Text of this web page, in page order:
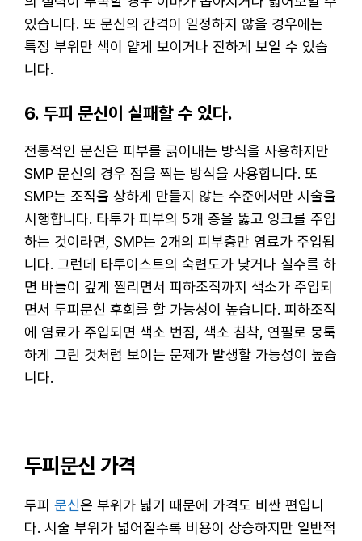
있습니다. 또 문신의 간격이 일정하지 않을 경우에는
특정 부위만 색이 얕게 보이거나 진하게 보일 수 있습
니다.
6. 두피 문신이 실패할 수 있다.
전통적인 문신은 피부를 긁어내는 방식을 사용하지만
SMP 문신의 경우 점을 찍는 방식을 사용합니다. 또
SMP는 조직을 상하게 만들지 않는 수준에서만 시술을
시행합니다. 타투가 피부의 5개 층을 뚫고 잉크를 주입
하는 것이라면, SMP는 2개의 피부층만 염료가 주입됩
니다. 그런데 타투이스트의 숙련도가 낮거나 실수를 하
면 바늘이 깊게 찔리면서 피하조직까지 색소가 주입되
면서 두피문신 후회를 할 가능성이 높습니다. 피하조직
에 염료가 주입되면 색소 번짐, 색소 침착, 연필로 뭉툭
하게 그린 것처럼 보이는 문제가 발생할 가능성이 높습
니다.
두피문신 가격
두피 문신은 부위가 넓기 때문에 가격도 비싼 편입니
다. 시술 부위가 넓어질수록 비용이 상승하지만 일반적